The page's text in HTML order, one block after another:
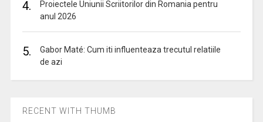
4.
Proiectele Uniunii Scriitorilor din Romania pentru
anul 2026
5.
Gabor Maté: Cum iti influenteaza trecutul relatiile
de azi
RECENT WITH THUMB